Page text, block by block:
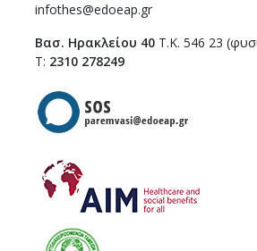
infothes@edoeap.gr
Βασ. Ηρακλείου 40 Τ.Κ. 546 23
Τ: 2310 278249